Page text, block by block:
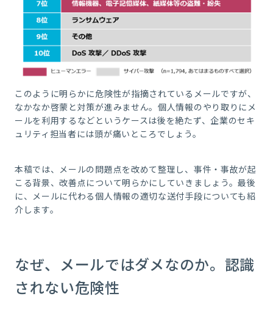
このように明らかに危険性が指摘されているメールですが、
なかなか啓蒙と対策が進みません。個人情報のやり取りにメ
ールを利用するなどというケースは後を絶たず、企業のセキ
ュリティ担当者には頭が痛いところでしょう。
本稿では、メールの問題点を改めて整理し、事件・事故が起
こる背景、改善点について明らかにしていきましょう。最後
に、メールに代わる個人情報の適切な送付手段についても紹
介します。
なぜ、メールではダメなのか。認識
されない危険性